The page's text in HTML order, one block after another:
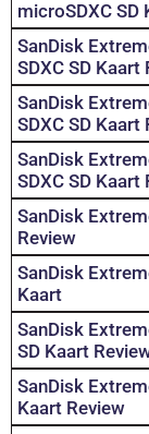
microSDXC SD
SanDisk
SDXC SD Kaart
SanDisk
SDXC SD Kaart
SanDisk
SDXC SD Kaart
SanDisk
Review
SanDisk
Kaart
SanDisk
SD Kaart
SanDisk
Kaart Review